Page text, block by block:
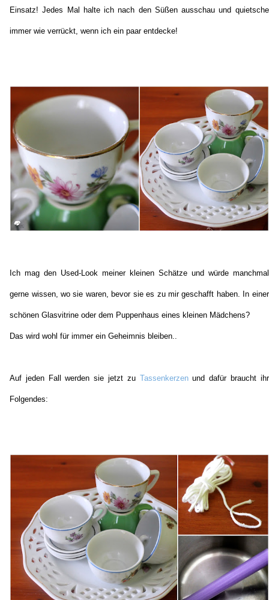
Einsatz! Jedes Mal halte ich nach den Süßen ausschau und quietsche
immer wie verrückt, wenn ich ein paar entdecke!
Ich mag den Used-Look meiner kleinen Schätze und würde manchmal
gerne wissen, wo sie waren, bevor sie es zu mir geschafft haben. In einer
schönen Glasvitrine oder dem Puppenhaus eines kleinen Mädchens?
Das wird wohl für immer ein Geheimnis bleiben..
Auf jeden Fall werden sie jetzt zu Tassenkerzenund dafürbraucht ihr
Folgendes: